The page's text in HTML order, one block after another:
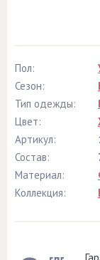
Пол:
Сезон:
Тип одежды:
Цвет:
Артикул:
Состав:
Материал:
Коллекция: